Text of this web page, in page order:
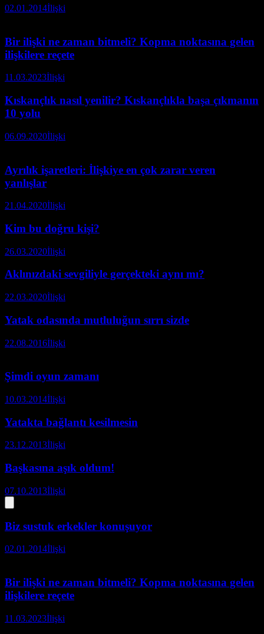
02.01.2014İlişki
Bir ilişki ne zaman bitmeli? Kopma noktasına gelen
ilişkilere reçete
11.03.2023İlişki
Kıskançlık nasıl yenilir? Kıskançlıkla başa çıkmanın
10 yolu
06.09.2020İlişki
Ayrılık işaretleri: İlişkiye en çok zarar veren
yanlışlar
21.04.2020İlişki
Kim bu doğru kişi?
26.03.2020İlişki
Aklınızdaki sevgiliyle gerçekteki aynı mı?
22.03.2020İlişki
Yatak odasında mutluluğun sırrı sizde
22.08.2016İlişki
Şimdi oyun zamanı
10.03.2014İlişki
Yatakta bağlantı kesilmesin
23.12.2013İlişki
Başkasına aşık oldum!
07.10.2013İlişki
Biz sustuk erkekler konuşuyor
02.01.2014İlişki
Bir ilişki ne zaman bitmeli? Kopma noktasına gelen
ilişkilere reçete
11.03.2023İlişki